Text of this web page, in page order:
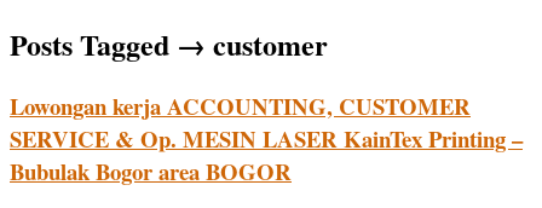
Posts Tagged → customer
Lowongan kerja ACCOUNTING, CUSTOMER
SERVICE & Op. MESIN LASER KainTex Printing –
Bubulak Bogor area BOGOR